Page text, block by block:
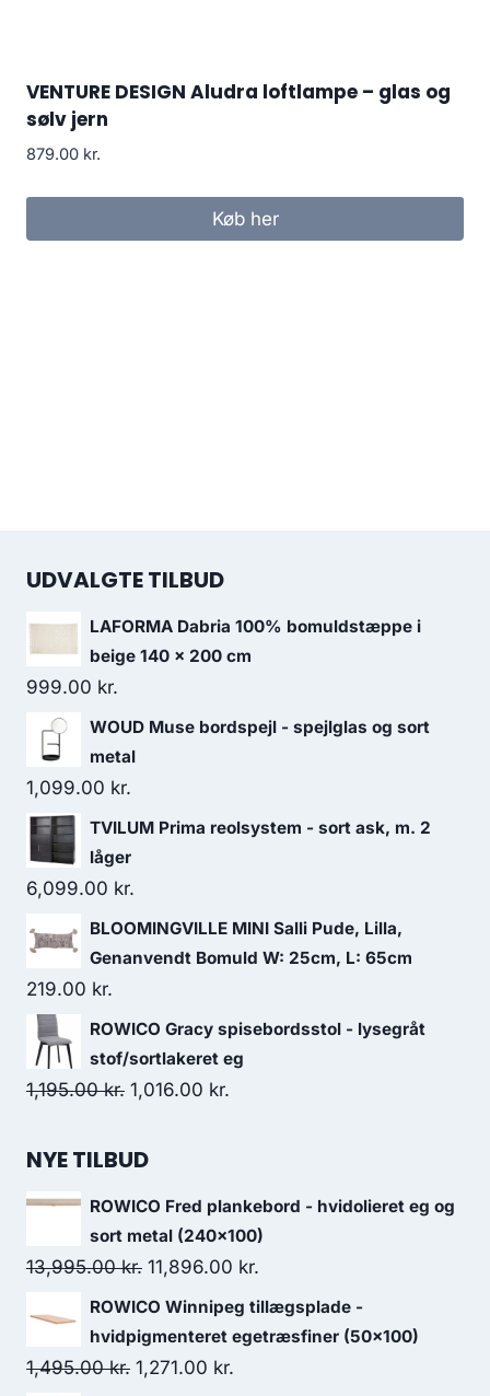
VENTURE DESIGN Aludra loftlampe – glas og
sølv jern
879.00 kr.
Køb her
UDVALGTE TILBUD
LAFORMA Dabria 100% bomuldstæppe i
beige 140 x 200 cm
999.00 kr.
WOUD Muse bordspejl - spejlglas og sort
metal
1,099.00 kr.
TVILUM Prima reolsystem - sort ask, m. 2
låger
6,099.00 kr.
BLOOMINGVILLE MINI Salli Pude, Lilla,
Genanvendt Bomuld W: 25cm, L: 65cm
219.00 kr.
ROWICO Gracy spisebordsstol - lysegråt
stof/sortlakeret eg
1,195.00kr. 1,016.00 kr.
NYE TILBUD
ROWICO Fred plankebord - hvidolieret eg og
sort metal (240x100)
13,995.00kr. 11,896.00 kr.
ROWICO Winnipeg tillægsplade -
hvidpigmenteret egetræsfiner (50x100)
1,495.00kr. 1,271.00 kr.